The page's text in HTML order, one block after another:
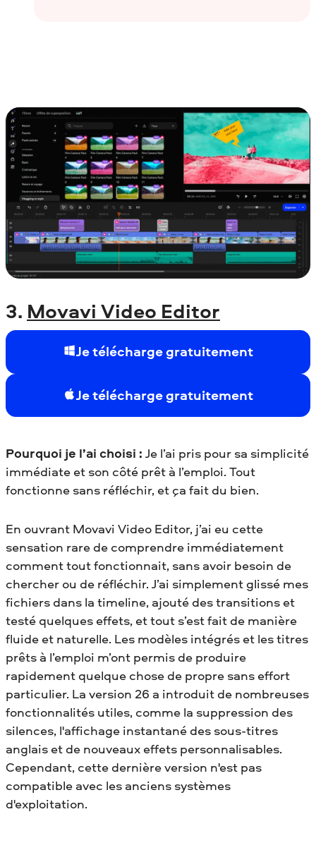
3. Movavi Video Editor
Je télécharge gratuitement
Je télécharge gratuitement
Pourquoi je l’ai choisi : Je l’ai pris pour sa simplicité
immédiate et son côté prêt à l’emploi. Tout
fonctionne sans réfléchir, et ça fait du bien.
En ouvrant Movavi Video Editor, j’ai eu cette
sensation rare de comprendre immédiatement
comment tout fonctionnait, sans avoir besoin de
chercher ou de réfléchir. J’ai simplement glissé mes
fichiers dans la timeline, ajouté des transitions et
testé quelques effets, et tout s’est fait de manière
fluide et naturelle. Les modèles intégrés et les titres
prêts à l’emploi m’ont permis de produire
rapidement quelque chose de propre sans effort
particulier. La version 26 a introduit de nombreuses
fonctionnalités utiles, comme la suppression des
silences, l'affichage instantané des sous-titres
anglais et de nouveaux effets personnalisables.
Cependant, cette dernière version n'est pas
compatible avec les anciens systèmes
d'exploitation.